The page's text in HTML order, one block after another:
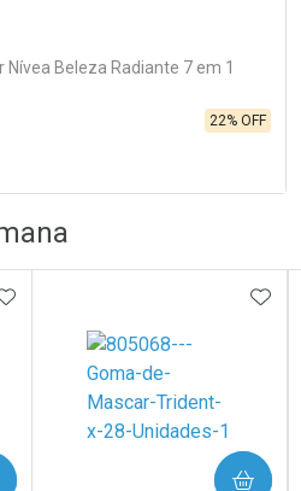
Beleza Radiante 7 em 1
22% OFF
AOS FAVORITOS
COMPRAR